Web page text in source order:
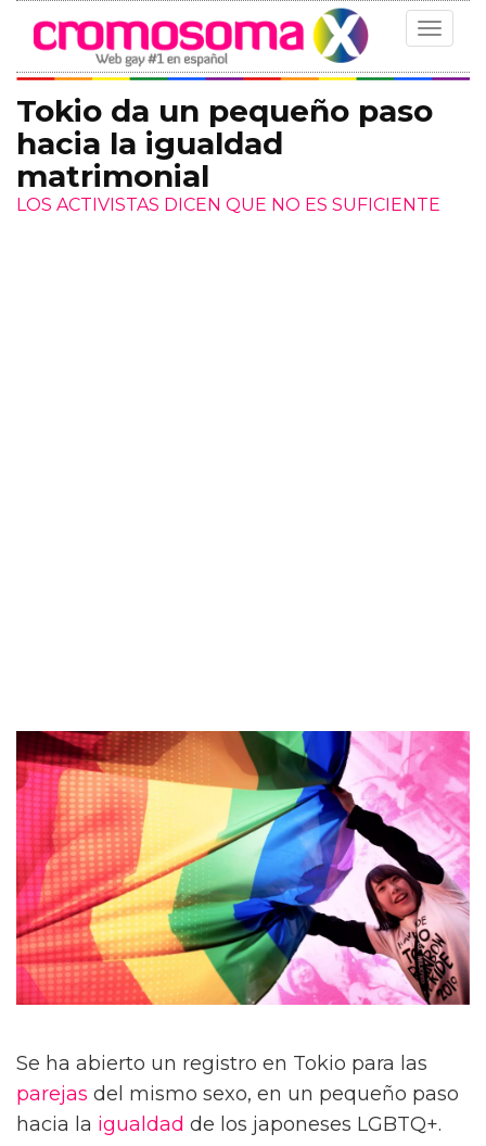
Toggle
Tokio da un pequeño paso
hacia la igualdad
matrimonial
LOS ACTIVISTAS DICEN QUE NO ES SUFICIENTE
Se ha abierto un registro en Tokio para las
parejas del mismo sexo, en un pequeño paso
hacia la igualdad de los japoneses LGBTQ+.